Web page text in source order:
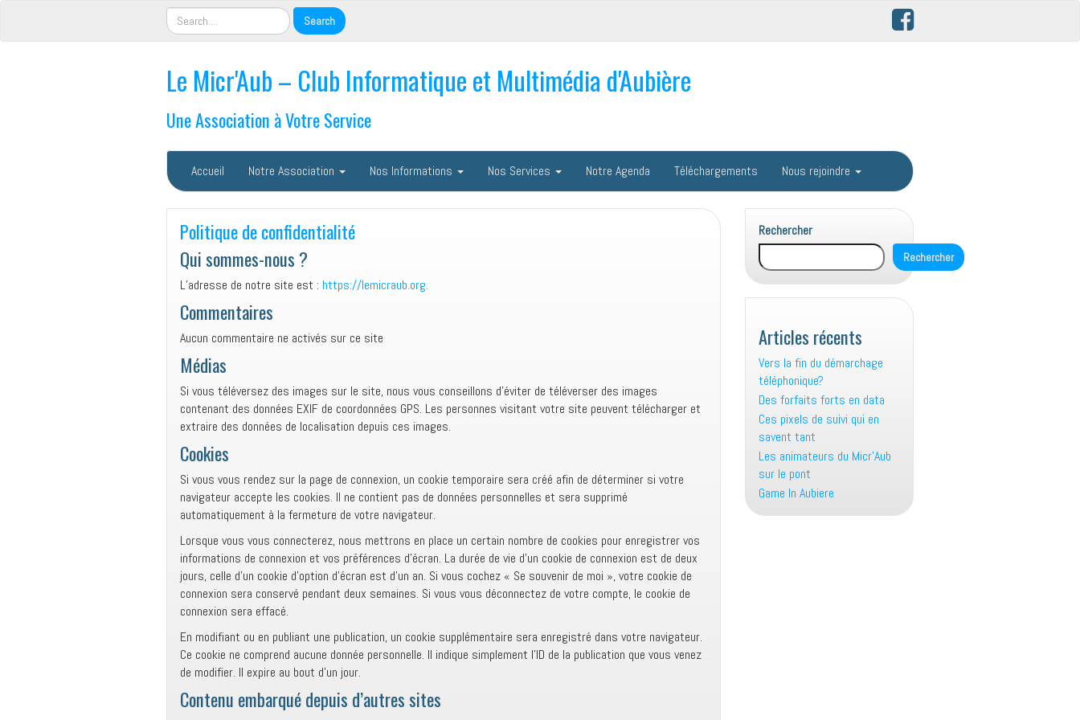
Le Micr'Aub – Club Informatique et Multimédia d'Aubière
Une Association à Votre Service
Accueil Notre Association Nos Informations Nos Services Notre Agenda Téléchargements Nous rejoindre
Politique de confidentialité
Qui sommes-nous ?
L’adresse de notre site est : https://lemicraub.org.
Commentaires
Aucun commentaire ne activés sur ce site
Médias
Si vous téléversez des images sur le site, nous vous conseillons d’éviter de téléverser des images
contenant des données EXIF de coordonnées GPS. Les personnes visitant votre site peuvent télécharger et
extraire des données de localisation depuis ces images.
Cookies
Si vous vous rendez sur la page de connexion, un cookie temporaire sera créé afin de déterminer si votre
navigateur accepte les cookies. Il ne contient pas de données personnelles et sera supprimé
automatiquement à la fermeture de votre navigateur.
Lorsque vous vous connecterez, nous mettrons en place un certain nombre de cookies pour enregistrer vos
informations de connexion et vos préférences d’écran. La durée de vie d’un cookie de connexion est de deux
jours, celle d’un cookie d’option d’écran est d’un an. Si vous cochez « Se souvenir de moi », votre cookie de
connexion sera conservé pendant deux semaines. Si vous vous déconnectez de votre compte, le cookie de
connexion sera effacé.
En modifiant ou en publiant une publication, un cookie supplémentaire sera enregistré dans votre navigateur.
Ce cookie ne comprend aucune donnée personnelle. Il indique simplement l’ID de la publication que vous venez
de modifier. Il expire au bout d’un jour.
Contenu embarqué depuis d’autres sites
Rechercher
Rechercher
Articles récents
Vers la fin du démarchage
téléphonique?
Des forfaits forts en data
Ces pixels de suivi qui en
savent tant
Les animateurs du Micr’Aub
sur le pont
Game In Aubiere